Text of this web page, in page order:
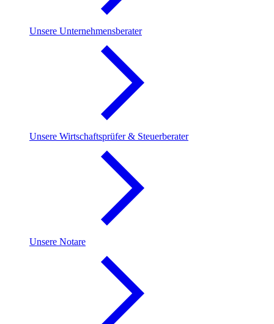
Unsere Unternehmensberater
Unsere Wirtschaftsprüfer & Steuerberater
Unsere Notare